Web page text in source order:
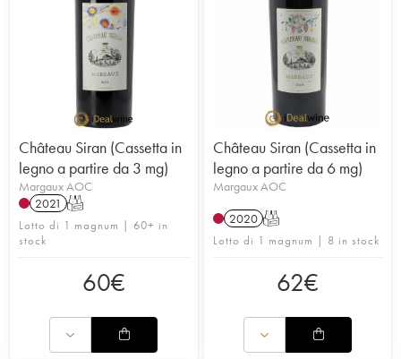
Château Siran (Cassetta in
legno a partire da 3 mg)
Margaux AOC
2021 T
Lotto di 1 magnum | 60+ in
stock
60€
Château Siran (Cassetta in
legno a partire da 6 mg)
Margaux AOC
2020 T
Lotto di 1 magnum | 8 in stock
62€